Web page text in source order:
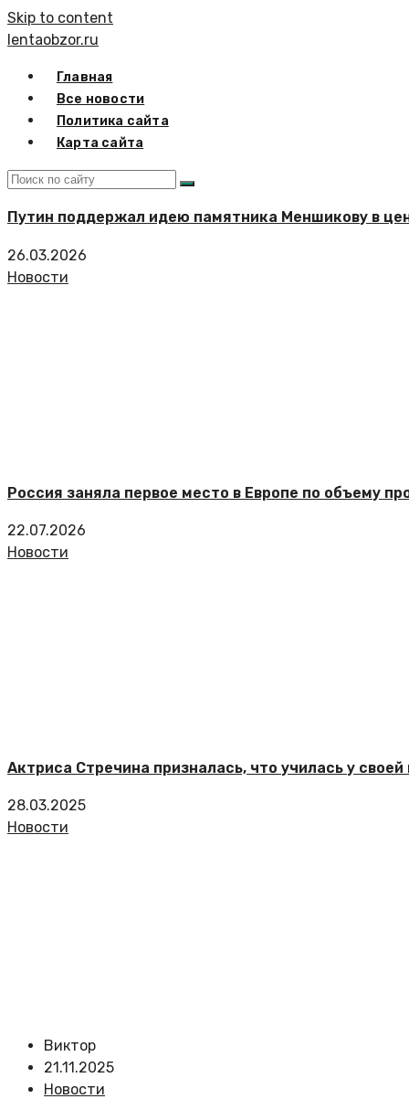
Skip to content
lentaobzor.ru
Главная
Все новости
Политика сайта
Карта сайта
Путин поддержал идею памятника Меншикову в
26.03.2026
Новости
Россия заняла первое место в Европе по объему
22.07.2026
Новости
Актриса Стречина призналась, что училась у
28.03.2025
Новости
Виктор
21.11.2025
Новости